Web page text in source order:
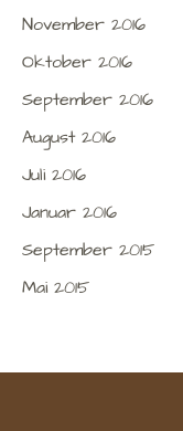
November 2016
Oktober 2016
September 2016
August 2016
Juli 2016
Januar 2016
September 2015
Mai 2015